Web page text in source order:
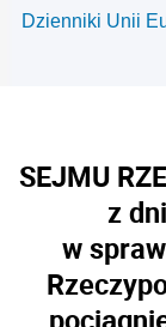
Dzienniki Unii
SEJMU
z
w